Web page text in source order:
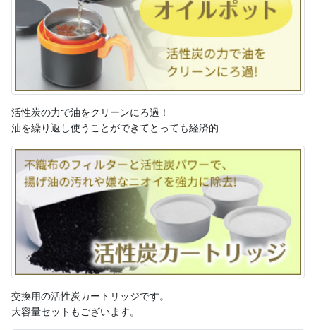
活性炭の力で油をクリーンにろ過！
油を繰り返し使うことができてとっても経済的
交換用の活性炭カートリッジです。
大容量セットもございます。